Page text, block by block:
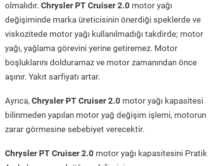
olmalıdır. Chrysler PT Cruiser 2.0 motor yağı
değişiminde marka üreticisinin önerdiği speklerde ve
viskozitede motor yağı kullanılmadığı takdirde; motor
yağı, yağlama görevini yerine getiremez. Motor
boşluklarını dolduramaz ve motor zamanından önce
aşınır. Yakıt sarfiyatı artar.
Ayrıca, Chrysler PT Cruiser 2.0 motor yağı kapasitesi
bilinmeden yapılan motor yağ değişim işlemi, motorun
zarar görmesine sebebiyet verecektir.
Chrysler PT Cruiser 2.0 motor yağı kapasitesini Pratik